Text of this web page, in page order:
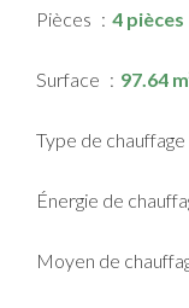
Pièces 4 pièces
Surface 97.64
Type de chauffage
Énergie de
Moyen de